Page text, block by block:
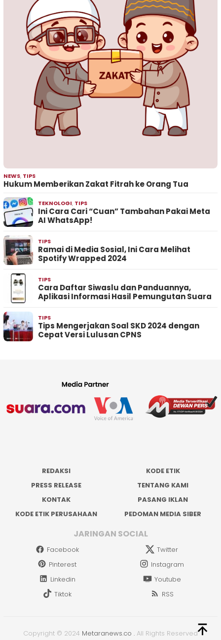
NEWS, TIPS
Hukum Memberikan Zakat Fitrah ke Orang Tua
TEKNOLOGI, TIPS
Ini Cara Cari “Cuan” Tambahan Pakai Meta
AI WhatsApp!
TIPS
Ramai di Media Sosial, Ini Cara Melihat
Spotify Wrapped 2024
TIPS
Cara Daftar Siwaslu dan Panduannya,
Aplikasi Informasi Hasil Pemungutan Suara
TIPS
Tips Mengerjakan Soal SKD 2024 dengan
Cepat Versi Lulusan CPNS
REDAKSI
KODE ETIK
PRESS RELEASE
TENTANG KAMI
KONTAK
PASANG IKLAN
KODE ETIK PERUSAHAAN
PEDOMAN MEDIA SIBER
JARINGAN SOCIAL
Facebook
Twitter
Pinterest
Instagram
Linkedin
Youtube
Tiktok
RSS
Copyright © 2024 Metaranews.co . All Rights Reserved